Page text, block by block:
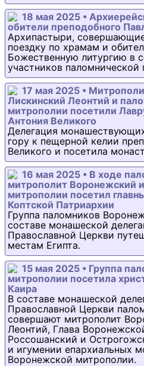
18 мая 2025 •
обители преподобного
Архипастыри,
поездку по храмам и
Божественную литургию в
участников паломнической
17 мая 2025 •
Лискинский Леонтий и
митрополии посетили
Антония Великого
Делегация
гору к пещерной келии
Великого и посетила
16 мая 2025 • В ходе
митрополит Воронежский
митрополии посетил
Коптской Патриархии
Группа паломников
составе монашеской
Православной Церкви
местам Египта.
15 мая 2025 • Группа
митрополии посетила
Каира
В составе монашеской
Православной Церкви
совершают митрополит
Леонтий, Глава
Россошанский и
и игумении епархиальных
Воронежской митрополии.